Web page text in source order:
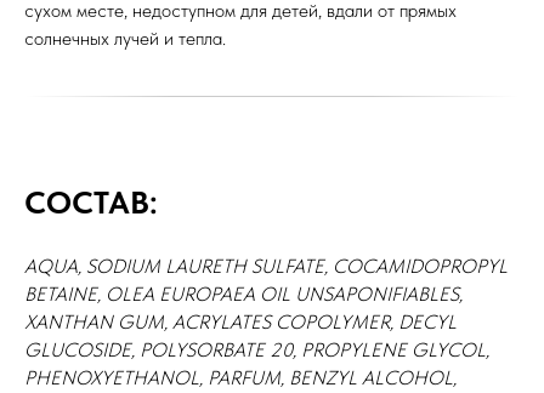
сухом месте, недоступном для детей, вдали от прямых
солнечных лучей и тепла.
СОСТАВ:
AQUA, SODIUM LAURETH SULFATE, COCAMIDOPROPYL
BETAINE, OLEA EUROPAEA OIL UNSAPONIFIABLES,
XANTHAN GUM, ACRYLATES COPOLYMER, DECYL
GLUCOSIDE, POLYSORBATE 20, PROPYLENE GLYCOL,
PHENOXYETHANOL, PARFUM, BENZYL ALCOHOL,